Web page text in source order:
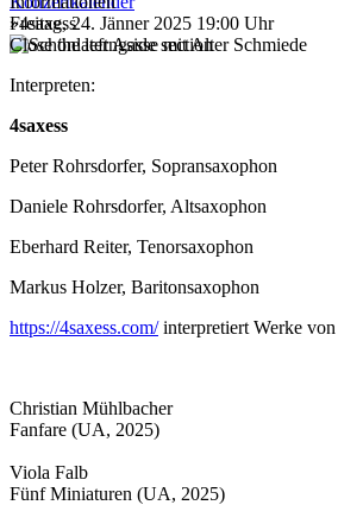
»4saxess
Freitag, 24. Jänner 2025 19:00 Uhr
Close the left Aside section
Interpreten:
4saxess
Peter Rohrsdorfer, Sopransaxophon
Daniele Rohrsdorfer, Altsaxophon
Eberhard Reiter, Tenorsaxophon
Markus Holzer, Baritonsaxophon
https://4saxess.com/interpretiert Werke von
Christian Mühlbacher
Fanfare (UA, 2025)
Viola Falb
Fünf Miniaturen (UA, 2025)